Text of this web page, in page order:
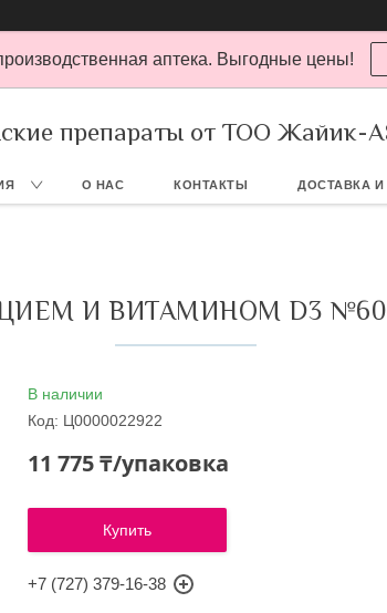
аптека. Выгодные цены!
препараты от ТОО Жайик-
О НАС КОНТАКТЫ ДОСТАВКА И
И ВИТАМИНОМ D3
В наличии
Код: Ц0000022922
11 775 ₸/упаковка
Купить
+7 (727) 379-16-38